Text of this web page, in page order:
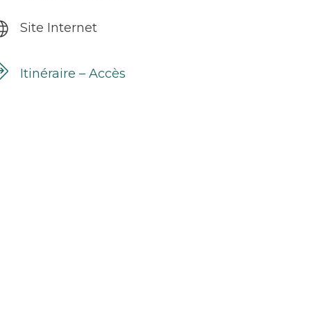
Site Internet
Itinéraire – Accès